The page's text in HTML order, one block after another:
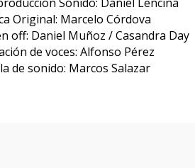
Original: Marcelo Córdova
off: Daniel Muñoz / Casandra Day
de voces: Alfonso Pérez
de sonido: Marcos Salazar